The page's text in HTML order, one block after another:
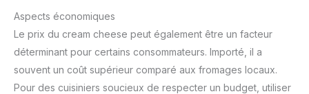
Aspects économiques
Le prix du cream cheese peut également être un facteur
déterminant pour certains consommateurs. Importé, il a
souvent un coût supérieur comparé aux fromages locaux.
Pour des cuisiniers soucieux de respecter un budget, utiliser